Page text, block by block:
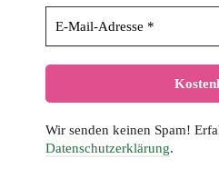
Wir senden keinen Spam!
Datenschutzerklärung.